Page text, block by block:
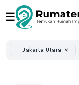
☰
Jakarta Utara close